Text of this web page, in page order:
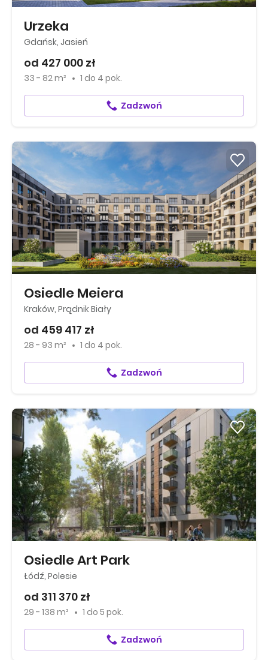
Urzeka
Gdańsk, Jasień
od 427 000 zł
33 - 82 m² 1 do 4 pok.
Zadzwoń
Osiedle Meiera
Kraków, Prądnik Biały
od 459 417 zł
28 - 93 m² 1 do 4 pok.
Zadzwoń
Osiedle Art Park
Łódź, Polesie
od 311 370 zł
29 - 138 m² 1 do 5 pok.
Zadzwoń